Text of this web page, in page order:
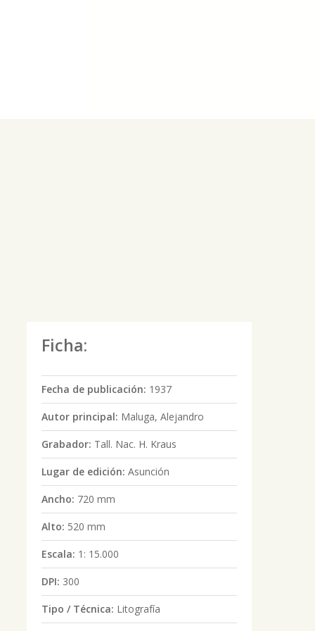
Ficha:
Fecha de publicación: 1937
Autor principal: Maluga, Alejandro
Grabador: Tall. Nac. H. Kraus
Lugar de edición: Asunción
Ancho: 720 mm
Alto: 520 mm
Escala: 1: 15.000
DPI: 300
Tipo / Técnica: Litografía